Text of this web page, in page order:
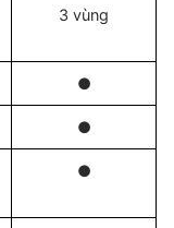
3 vùng
●
●
●